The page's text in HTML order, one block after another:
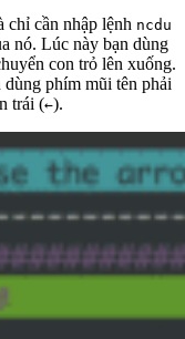
chỉ cần nhập lệnh ncdu
nó. Lúc này bạn dùng
con trỏ lên xuống.
phím mũi tên phải
trái (←).